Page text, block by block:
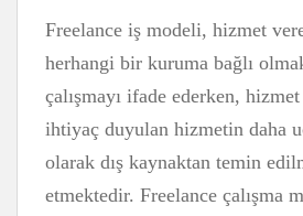
Freelance iş modeli, hizmet
herhangi bir kuruma bağlı
çalışmayı ifade ederken, hizmet
ihtiyaç duyulan hizmetin daha
olarak dış kaynaktan temin
etmektedir. Freelance çalışma